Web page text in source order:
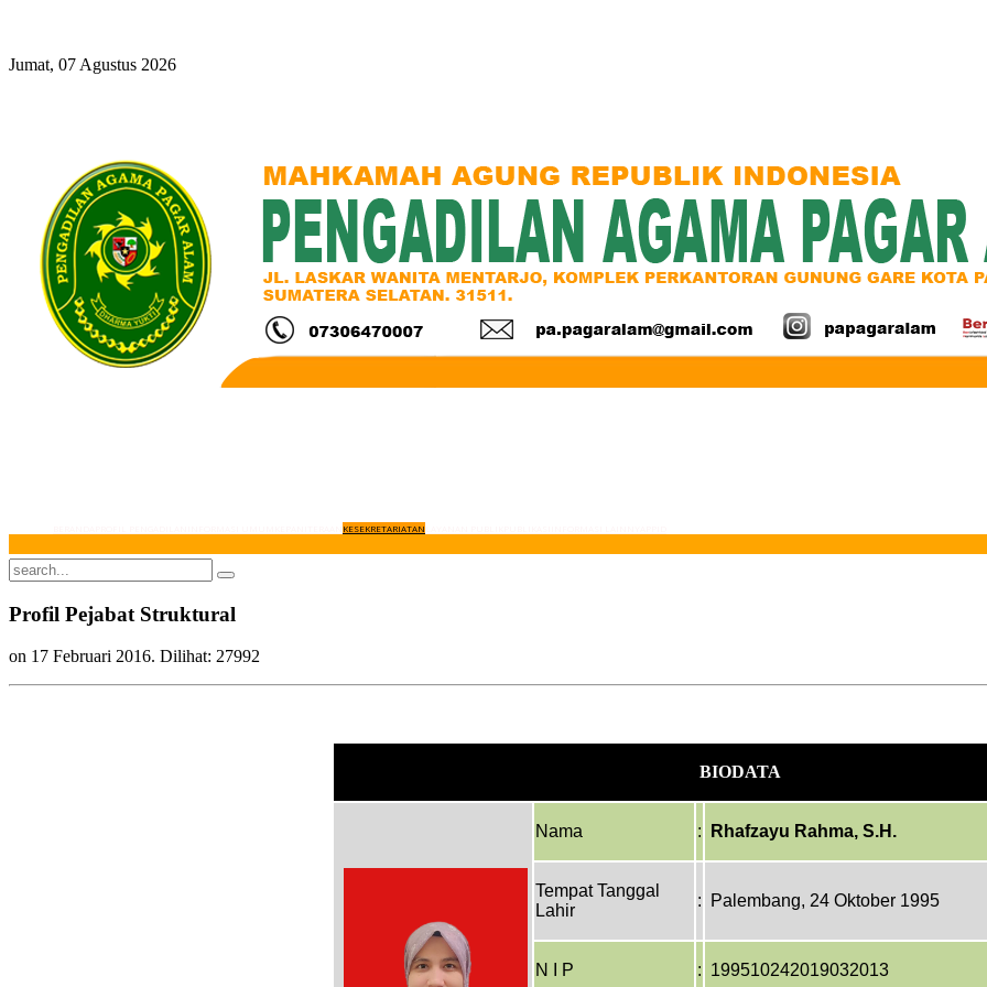
Jumat, 07 Agustus 2026
KESEKRETARIATAN
Profil Pejabat Struktural
on 17 Februari 2016. Dilihat: 27992
BIODATA
Nama : Rhafzayu Rahma, S.H.
Tempat Tanggal
Lahir
: Palembang, 24 Oktober 1995
N I P : 199510242019032013